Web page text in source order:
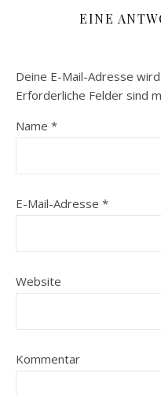
EINE
Deine E-Mail-Adresse
Erforderliche Felder sind
Name *
E-Mail-Adresse *
Website
Kommentar